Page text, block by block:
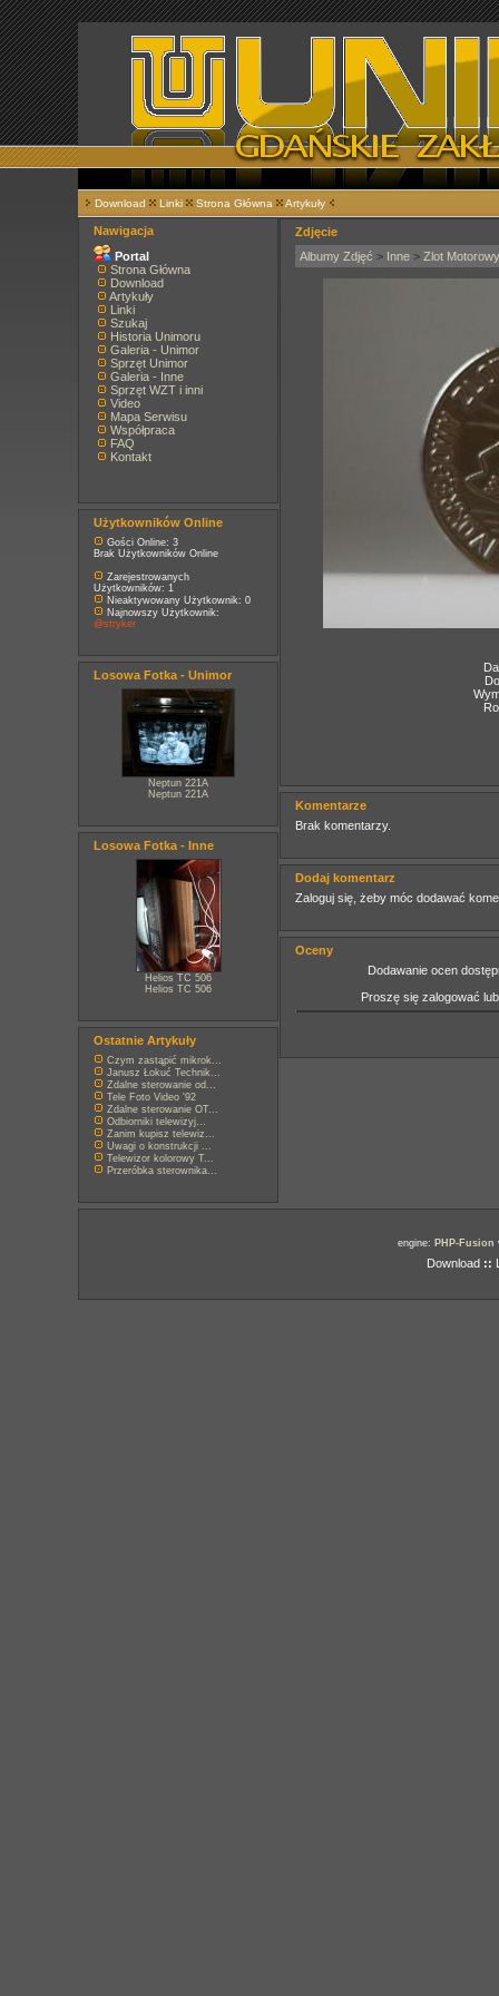
Download Linki Strona Główna Artykuły
Nawigacja
Portal
Strona Główna
Download
Artykuły
Linki
Szukaj
Historia Unimoru
Galeria - Unimor
Sprzęt Unimor
Galeria - Inne
Sprzęt WZT i inni
Video
Mapa Serwisu
Współpraca
FAQ
Kontakt
Użytkowników Online
Gości Online: 3
Brak Użytkowników Online
Zarejestrowanych
Użytkowników: 1
Nieaktywowany Użytkownik: 0
Najnowszy Użytkownik:
@stryker
Losowa Fotka - Unimor
Neptun 221A
Neptun 221A
Losowa Fotka - Inne
Helios TC 506
Helios TC 506
Ostatnie Artykuły
Czym zastąpić mikrok...
Janusz Łokuć Technik...
Zdalne sterowanie od...
Tele Foto Video '92
Zdalne sterowanie OT...
Odbiorniki telewizyj...
Zanim kupisz telewiz...
Uwagi o konstrukcji ...
Telewizor kolorowy T...
Przeróbka sterownika...
Zdjęcie
Albumy Zdjęć > Inne > Zlot Motorowy
Komentarze
Brak komentarzy.
Dodaj komentarz
Zaloguj się, żeby móc dodawać
Oceny
Dodawanie ocen
Proszę się zalogować
engine: PHP-Fusion
Download ::